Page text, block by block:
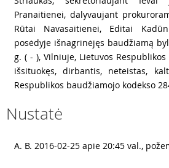
Pranaitienei, dalyvaujant
Rūtai Navasaitienei, Editai
posėdyje išnagrinėjęs baudžiamą
g. ( - ), Vilniuje, Lietuvos
išsituokęs, dirbantis, neteistas,
Respublikos baudžiamojo kodekso
Nustatė
A. B. 2016-02-25 apie 20:45 val.,